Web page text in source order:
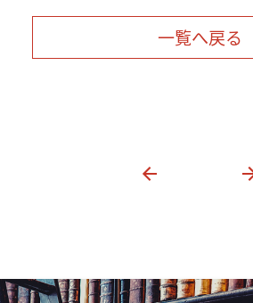
一覧へ戻る